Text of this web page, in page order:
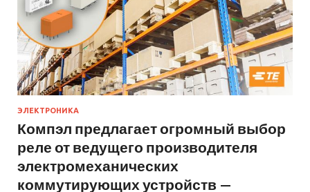
ЭЛЕКТРОНИКА
Компэл предлагает огромный выбор
реле от ведущего производителя
электромеханических
коммутирующих устройств —